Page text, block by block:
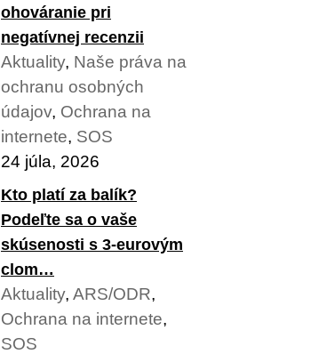
ohováranie pri
negatívnej recenzii
Aktuality, Naše práva na
ochranu osobných
údajov, Ochrana na
internete, SOS
24 júla, 2026
Kto platí za balík?
Podeľte sa o vaše
skúsenosti s 3-eurovým
clom…
Aktuality, ARS/ODR,
Ochrana na internete,
SOS